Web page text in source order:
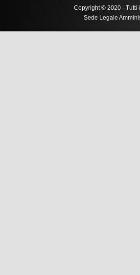
Copyright © 2020 - Tutti
Sede Legale